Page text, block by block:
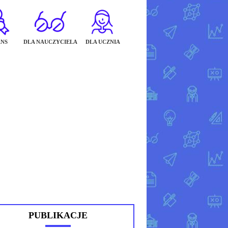
DLA NAUCZYCIELA DLA UCZNIA
PUBLIKACJE